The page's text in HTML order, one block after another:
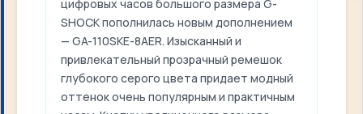
цифровых часов большого размера G-
SHOCK пополнилась новым дополнением
— GA-110SKE-8AER. Изысканный и
привлекательный прозрачный ремешок
глубокого серого цвета придает модный
оттенок очень популярным и практичным